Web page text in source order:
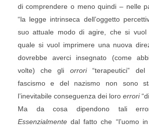
di comprendere o meno quindi – nelle
“la legge intrinseca dell’oggetto
suo attuale modo di agire, che si
quale si vuol imprimere una nuova
dovrebbe averci insegnato (come
volte) che gli orrori“terapeutici” del
fascismo e del nazismo non sono
l’inevitabile conseguenza dei loro errori
Ma da cosa dipendono tali errori
Essenzialmentedal fatto che “l’uomo in